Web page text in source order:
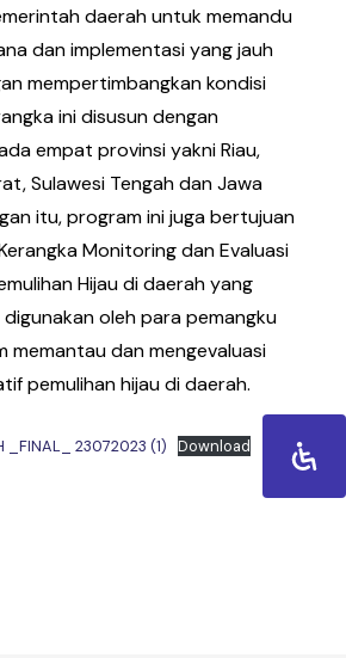
daerah untuk memandu
dan implementasi yang jauh
mempertimbangkan kondisi
ini disusun dengan
empat provinsi yakni Riau,
Sulawesi Tengah dan Jawa
itu, program ini juga bertujuan
Monitoring dan Evaluasi
Hijau di daerah yang
oleh para pemangku
memantau dan mengevaluasi
pemulihan hijau di daerah.
_FINAL_ 23072023 (1) Download